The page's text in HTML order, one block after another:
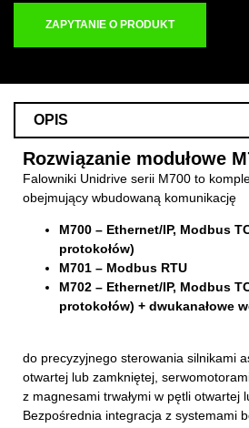
ZAPYTANIE O PRODUKT
OPIS
Rozwiązanie modułowe
Falowniki Unidrive serii M700 to
obejmujący wbudowaną komunikację
M700 – Ethernet/IP, Modbus
protokołów)
M701 – Modbus RTU
M702 – Ethernet/IP, Modbus
protokołów) + dwukanałowe
do precyzyjnego sterowania silnikami
otwartej lub zamkniętej,
z magnesami trwałymi w pętli otwartej
Bezpośrednia integracja z systemami